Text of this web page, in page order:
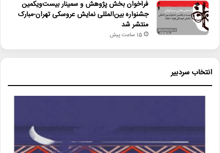
فراخوان بخش پژوهش و سمینار بیست‌ویکمین
جشنواره بین‌المللی نمایش عروسکی تهران-مبارک
منتشر شد
15 ساعت پیش
انتخاب سردبیر